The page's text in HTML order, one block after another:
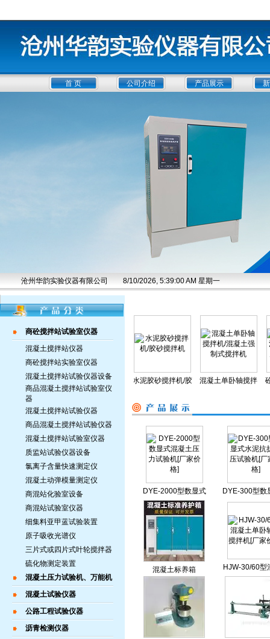
首 页 公司介绍 产品展示
沧州华韵实验仪器有限公司 8/10/2026, 5:39:00 AM 星期一
商砼搅拌站试验室仪器
混凝土搅拌站仪器
商砼搅拌站实验室仪器
混凝土搅拌站试验仪器设备
商品混凝土搅拌站试验室仪
器
混凝土搅拌站试验仪器
商品混凝土搅拌站试验仪器
混凝土搅拌站试验室仪器
质监站试验仪器设备
氯离子含量快速测定仪
混凝土动弹模量测定仪
商混站化验室设备
商混站试验室仪器
细集料亚甲蓝试验装置
原子吸收光谱仪
三片式或四片式叶轮搅拌器
硫化物测定装置
混凝土压力试验机、万能机
混凝土试验仪器
公路工程试验仪器
沥青检测仪器
土压力试验机/
显）200吨压力
试验机
水泥试验小磨/水泥
试验小磨厂价/水泥
水泥胶砂搅拌机/胶
混凝土单卧轴搅拌
砼
DYE-2000型数显式
混凝土压力试验机
[厂家价格]
DYE-300型数
泥抗折抗压
混凝土标养箱
HJW-30/60型
单卧轴式搅